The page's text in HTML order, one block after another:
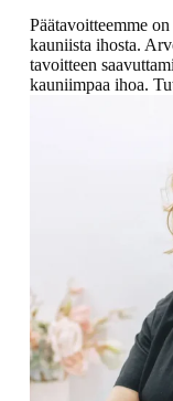
Päätavoitteemme
kauniista ihosta.
tavoitteen
kauniimpaa ihoa.